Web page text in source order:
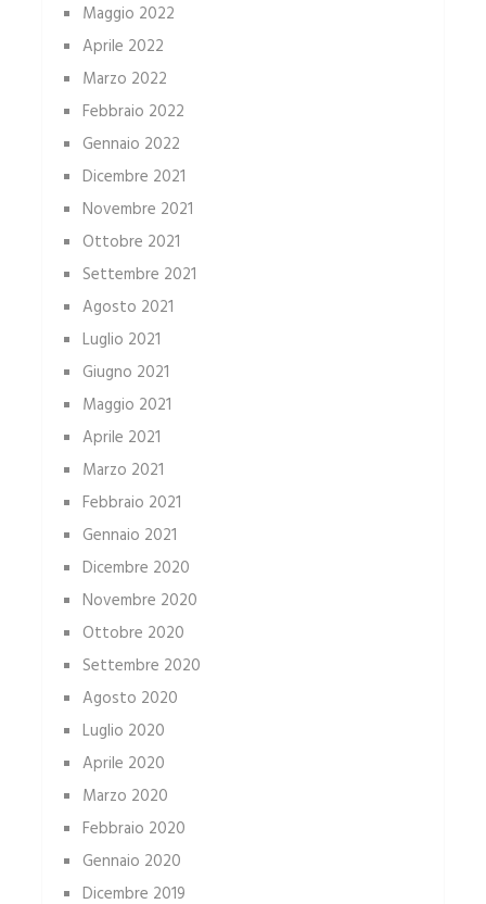
Maggio 2022
Aprile 2022
Marzo 2022
Febbraio 2022
Gennaio 2022
Dicembre 2021
Novembre 2021
Ottobre 2021
Settembre 2021
Agosto 2021
Luglio 2021
Giugno 2021
Maggio 2021
Aprile 2021
Marzo 2021
Febbraio 2021
Gennaio 2021
Dicembre 2020
Novembre 2020
Ottobre 2020
Settembre 2020
Agosto 2020
Luglio 2020
Aprile 2020
Marzo 2020
Febbraio 2020
Gennaio 2020
Dicembre 2019